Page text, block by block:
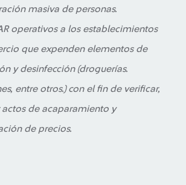
masiva de personas.
operativos a los establecimientos
que expenden elementos de
y desinfección (droguerías.
entre otros.) con el fin de verificar,
actos de acaparamiento y
de precios.